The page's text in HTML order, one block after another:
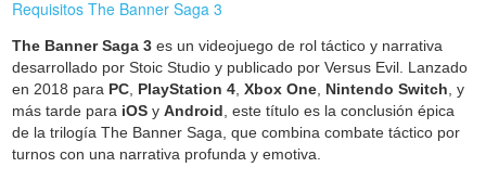
Requisitos The Banner Saga 3
The Banner Saga 3 es un videojuego de rol táctico y narrativa
desarrollado por Stoic Studio y publicado por Versus Evil. Lanzado
en 2018 para PC, PlayStation 4,Xbox One, Nintendo Switch, y
más tarde para iOS yAndroid, este título es la conclusión épica
de la trilogía The Banner Saga, que combina combate táctico por
turnos con una narrativa profunda y emotiva.